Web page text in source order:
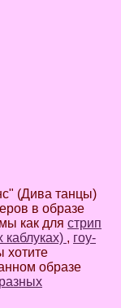
(Дива танцы)
в образе
как для стрип
, гоу-
хотите
образе